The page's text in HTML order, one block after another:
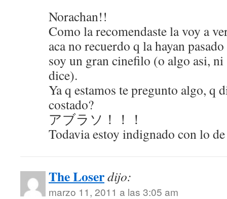
Norachan!!
Como la recomendaste la voy a
aca no recuerdo q la hayan
soy un gran cinefilo (o algo asi, ni
dice).
Ya q estamos te pregunto algo, q
costado?
アブラソ！！！
Todavia estoy indignado con lo
The Loserdijo:
marzo 11, 2011 a las 3:05 am